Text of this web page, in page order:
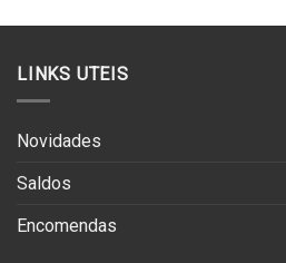
€119.90.€59.95.
LINKS UTEIS
Novidades
Saldos
Encomendas